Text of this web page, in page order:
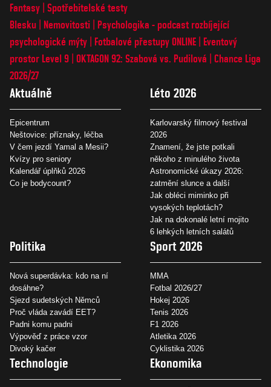
Fantasy Spotřebitelské testy
Blesku
Nemovitosti
Psychologika - podcast rozbíjející
psychologické mýty
Fotbalové přestupy ONLINE
Eventový
prostor Level 9 OKTAGON 92: Szabová vs. Pudilová
Chance Liga
2026/27
Aktuálně
Epicentrum
Neštovice: příznaky, léčba
V čem jezdí Yamal a Mesii?
Kvízy pro seniory
Kalendář úplňků 2026
Co je bodycount?
Léto 2026
Karlovarský filmový festival
2026
Znamení, že jste potkali
někoho z minulého života
Astronomické úkazy 2026:
zatmění slunce a další
Jak obléci miminko při
vysokých teplotách?
Jak na dokonalé letní mojito
6 lehkých letních salátů
Politika
Nová superdávka: kdo na ní
dosáhne?
Sjezd sudetských Němců
Proč vláda zavádí EET?
Padni komu padni
Výpověď z práce vzor
Divoký kačer
Sport 2026
MMA
Fotbal 2026/27
Hokej 2026
Tenis 2026
F1 2026
Atletika 2026
Cyklistika 2026
Technologie Ekonomika